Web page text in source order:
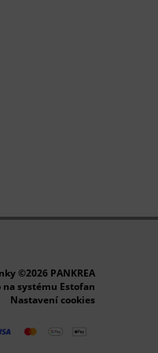
©2026 PANKREA
na systému Estofan
Nastavení cookies